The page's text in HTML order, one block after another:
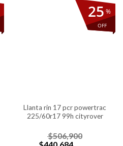
%
OFF
25
llanta rin 17 pcr powertrac
225/60r17 99h cityrover
$506,900